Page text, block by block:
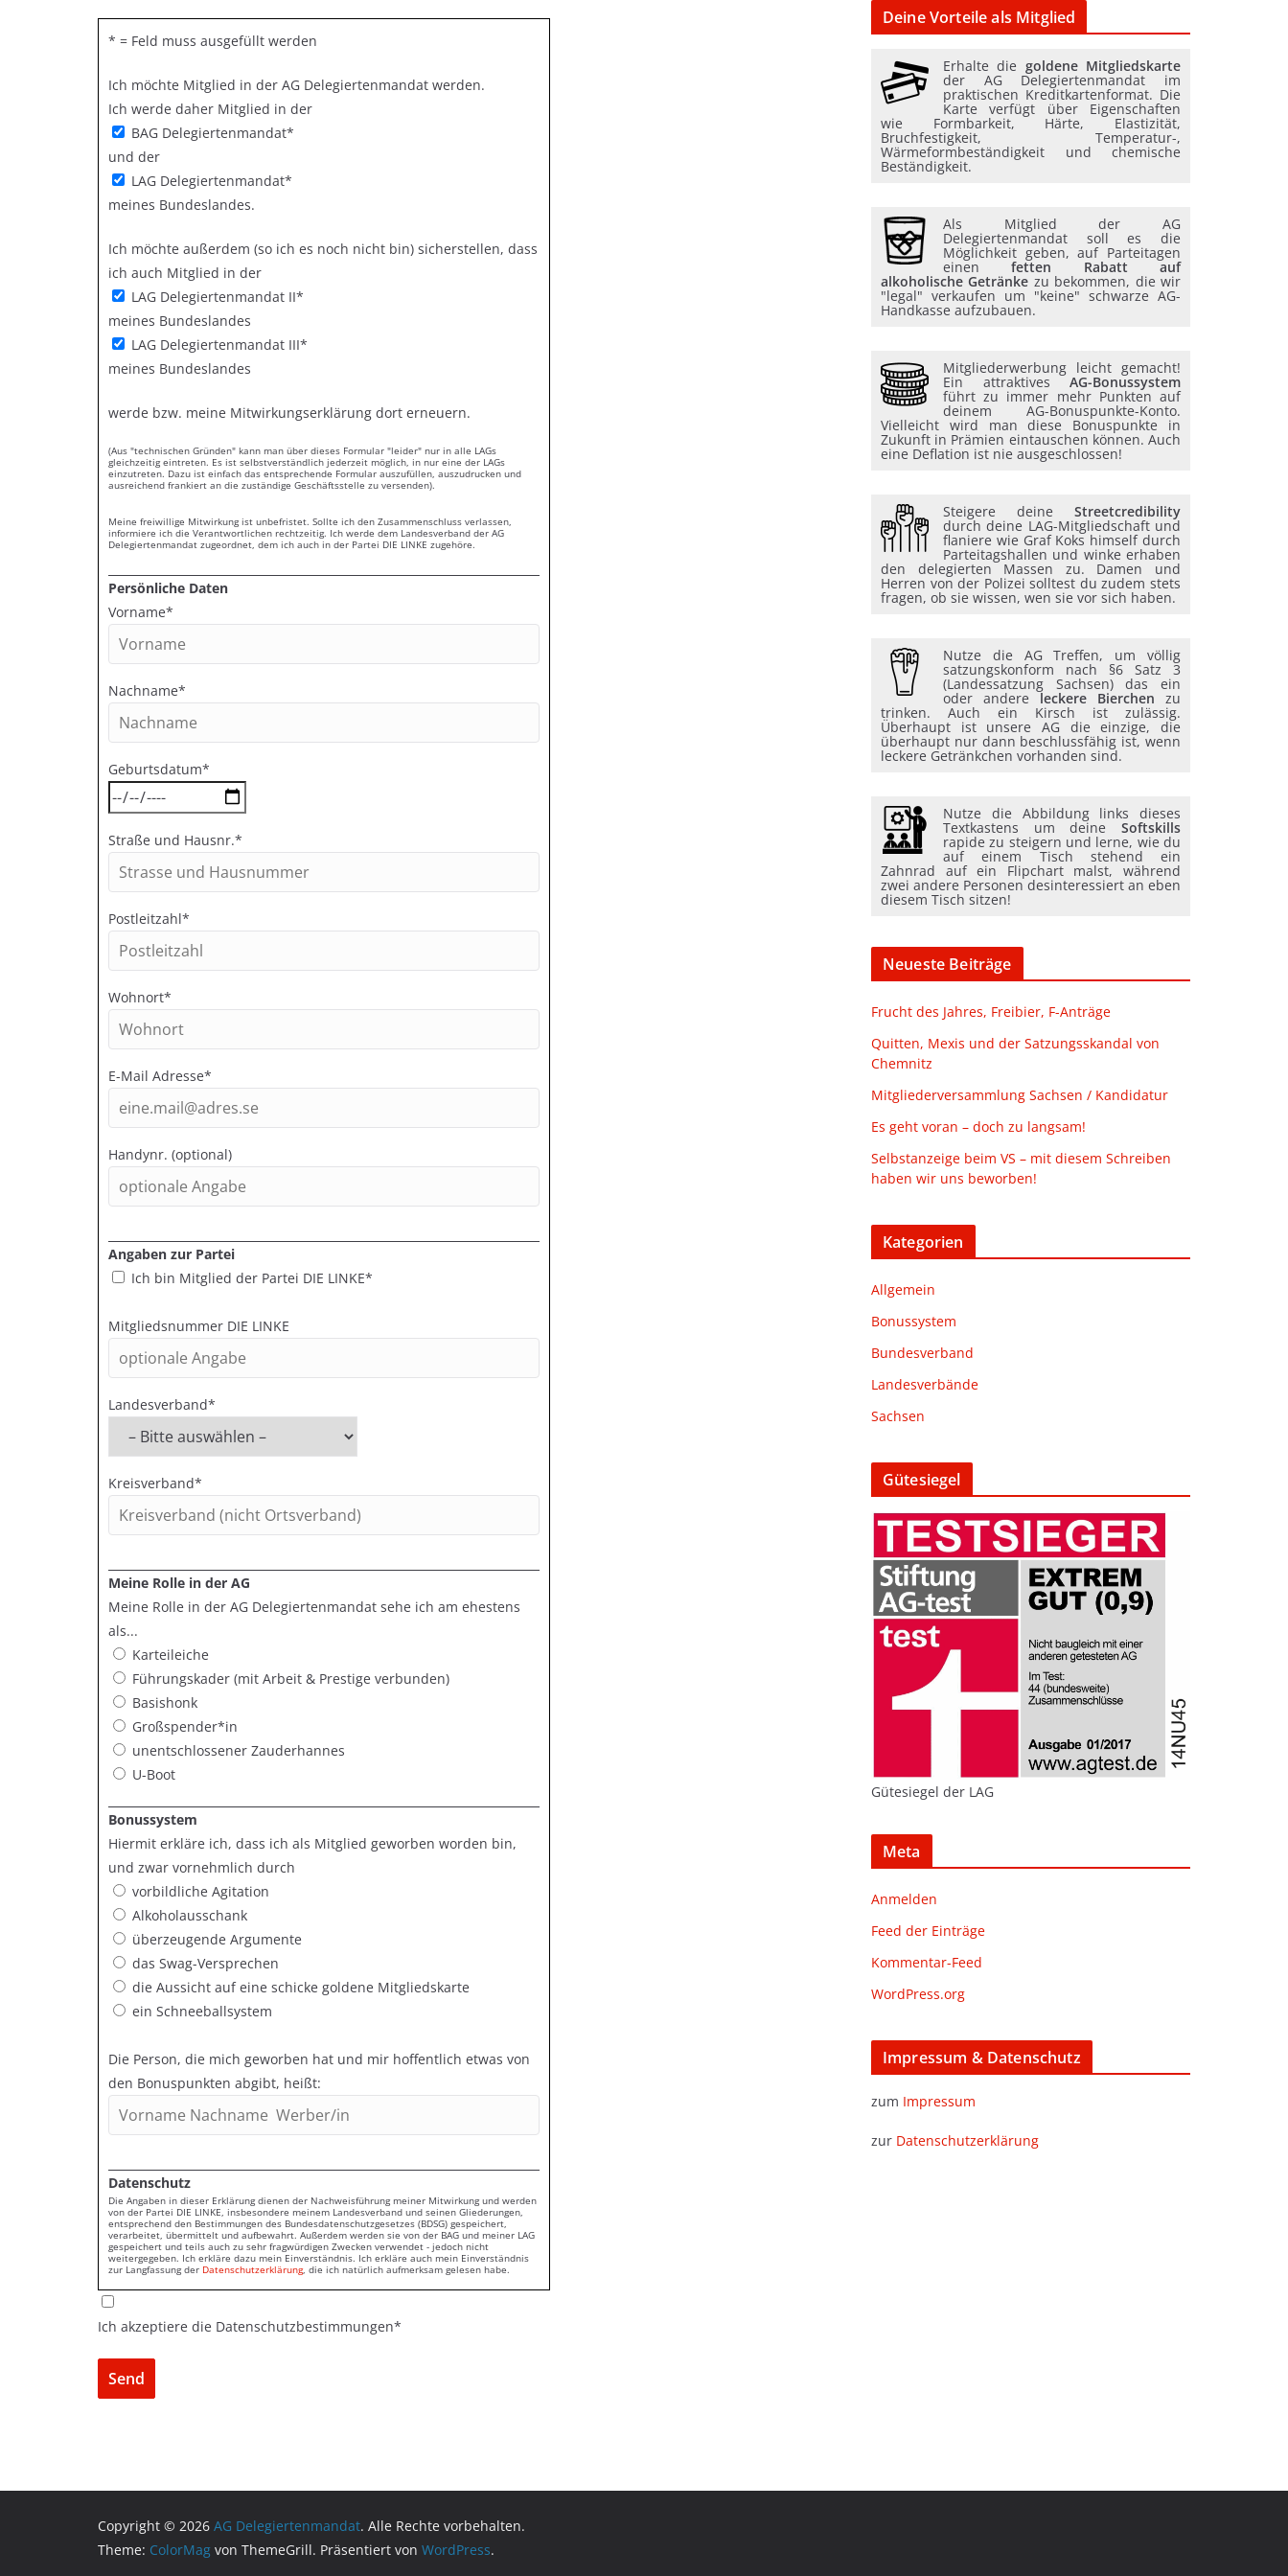
* = Feld muss ausgefüllt werden
Ich möchte Mitglied in der AG Delegiertenmandat werden.
Ich werde daher Mitglied in der
BAG Delegiertenmandat*
und der
LAG Delegiertenmandat*
meines Bundeslandes.
Ich möchte außerdem (so ich es noch nicht bin) sicherstellen, dass
ich auch Mitglied in der
LAG Delegiertenmandat II*
meines Bundeslandes
LAG Delegiertenmandat III*
meines Bundeslandes
werde bzw. meine Mitwirkungserklärung dort erneuern.
(Aus "technischen Gründen" kann man über dieses Formular "leider" nur in alle LAGs
gleichzeitig eintreten. Es ist selbstverständlich jederzeit möglich, in nur eine der LAGs
einzutreten. Dazu ist einfach das entsprechende Formular auszufüllen, auszudrucken und
ausreichend frankiert an die zuständige Geschäftsstelle zu versenden).
Meine freiwillige Mitwirkung ist unbefristet. Sollte ich den Zusammenschluss verlassen,
informiere ich die Verantwortlichen rechtzeitig. Ich werde dem Landesverband der AG
Delegiertenmandat zugeordnet, dem ich auch in der Partei DIE LINKE zugehöre.
Persönliche Daten
Vorname*
Nachname*
Geburtsdatum*
Straße und Hausnr.*
Postleitzahl*
Wohnort*
E-Mail Adresse*
Handynr. (optional)
Angaben zur Partei
Ich bin Mitglied der Partei DIE LINKE*
Mitgliedsnummer DIE LINKE
Landesverband*
Kreisverband*
Meine Rolle in der AG
Meine Rolle in der AG Delegiertenmandat sehe ich am ehestens
als...
Karteileiche
Führungskader (mit Arbeit & Prestige verbunden)
Basishonk
Großspender*in
unentschlossener Zauderhannes
U-Boot
Bonussystem
Hiermit erkläre ich, dass ich als Mitglied geworben worden bin,
und zwar vornehmlich durch
vorbildliche Agitation
Alkoholausschank
überzeugende Argumente
das Swag-Versprechen
die Aussicht auf eine schicke goldene Mitgliedskarte
ein Schneeballsystem
Die Person, die mich geworben hat und mir hoffentlich etwas von
den Bonuspunkten abgibt, heißt:
Datenschutz
Die Angaben in dieser Erklärung dienen der Nachweisführung meiner Mitwirkung und werden
von der Partei DIE LINKE, insbesondere meinem Landesverband und seinen Gliederungen,
entsprechend den Bestimmungen des Bundesdatenschutzgesetzes (BDSG) gespeichert,
verarbeitet, übermittelt und aufbewahrt. Außerdem werden sie von der BAG und meiner LAG
gespeichert und teils auch zu sehr fragwürdigen Zwecken verwendet - jedoch nicht
weitergegeben. Ich erkläre dazu mein Einverständnis. Ich erkläre auch mein Einverständnis
zur Langfassung der Datenschutzerklärung, die ich natürlich aufmerksam gelesen habe.
Ich akzeptiere die Datenschutzbestimmungen*
Deine Vorteile als Mitglied
Erhalte die goldene Mitgliedskarte
der AG Delegiertenmandat im
praktischen Kreditkartenformat. Die
Karte verfügt über Eigenschaften
wie Formbarkeit, Härte, Elastizität,
Bruchfestigkeit, Temperatur-,
Wärmeformbeständigkeit und chemische
Beständigkeit.
Als Mitglied der AG
Delegiertenmandat soll es die
Möglichkeit geben, auf Parteitagen
einenfetten Rabatt auf
alkoholische Getränke zu bekommen, die wir
"legal" verkaufen um "keine" schwarze AG-
Handkasse aufzubauen.
Mitgliederwerbung leicht gemacht!
Ein attraktives AG-Bonussystem
führt zu immer mehr Punkten auf
deinem AG-Bonuspunkte-Konto.
Vielleicht wird man diese Bonuspunkte in
Zukunft in Prämien eintauschen können. Auch
eine Deflation ist nie ausgeschlossen!
Steigere deine Streetcredibility
durch deine LAG-Mitgliedschaft und
flaniere wie Graf Koks himself durch
Parteitagshallen und winke erhaben
den delegierten Massen zu. Damen und
Herren von der Polizei solltest du zudem stets
fragen, ob sie wissen, wen sie vor sich haben.
Nutze die AG Treffen, um völlig
satzungskonform nach §6 Satz 3
(Landessatzung Sachsen) das ein
oder andereleckere Bierchen zu
trinken. Auch ein Kirsch ist zulässig.
Überhaupt ist unsere AG die einzige, die
überhaupt nur dann beschlussfähig ist, wenn
leckere Getränkchen vorhanden sind.
Nutze die Abbildung links dieses
Textkastens um deine Softskills
rapide zu steigern und lerne, wie du
auf einem Tisch stehend ein
Zahnrad auf ein Flipchart malst, während
zwei andere Personen desinteressiert an eben
diesem Tisch sitzen!
Neueste Beiträge
Frucht des Jahres, Freibier, F-Anträge
Quitten, Mexis und der Satzungsskandal von
Chemnitz
Mitgliederversammlung Sachsen / Kandidatur
Es geht voran – doch zu langsam!
Selbstanzeige beim VS – mit diesem Schreiben
haben wir uns beworben!
Kategorien
Allgemein
Bonussystem
Bundesverband
Landesverbände
Sachsen
Gütesiegel
Gütesiegel der LAG
Meta
Anmelden
Feed der Einträge
Kommentar-Feed
WordPress.org
Impressum & Datenschutz
zum Impressum
zur Datenschutzerklärung
Copyright © 2026 AG Delegiertenmandat. Alle Rechte vorbehalten.
Theme: ColorMag von ThemeGrill. Präsentiert von WordPress.